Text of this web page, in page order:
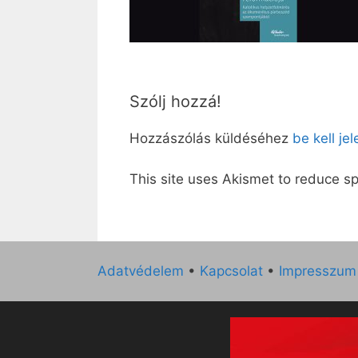
Szólj hozzá!
Hozzászólás küldéséhez be kell
This site uses Akismet to reduce
Adatvédelem • Kapcsolat • Impresszum